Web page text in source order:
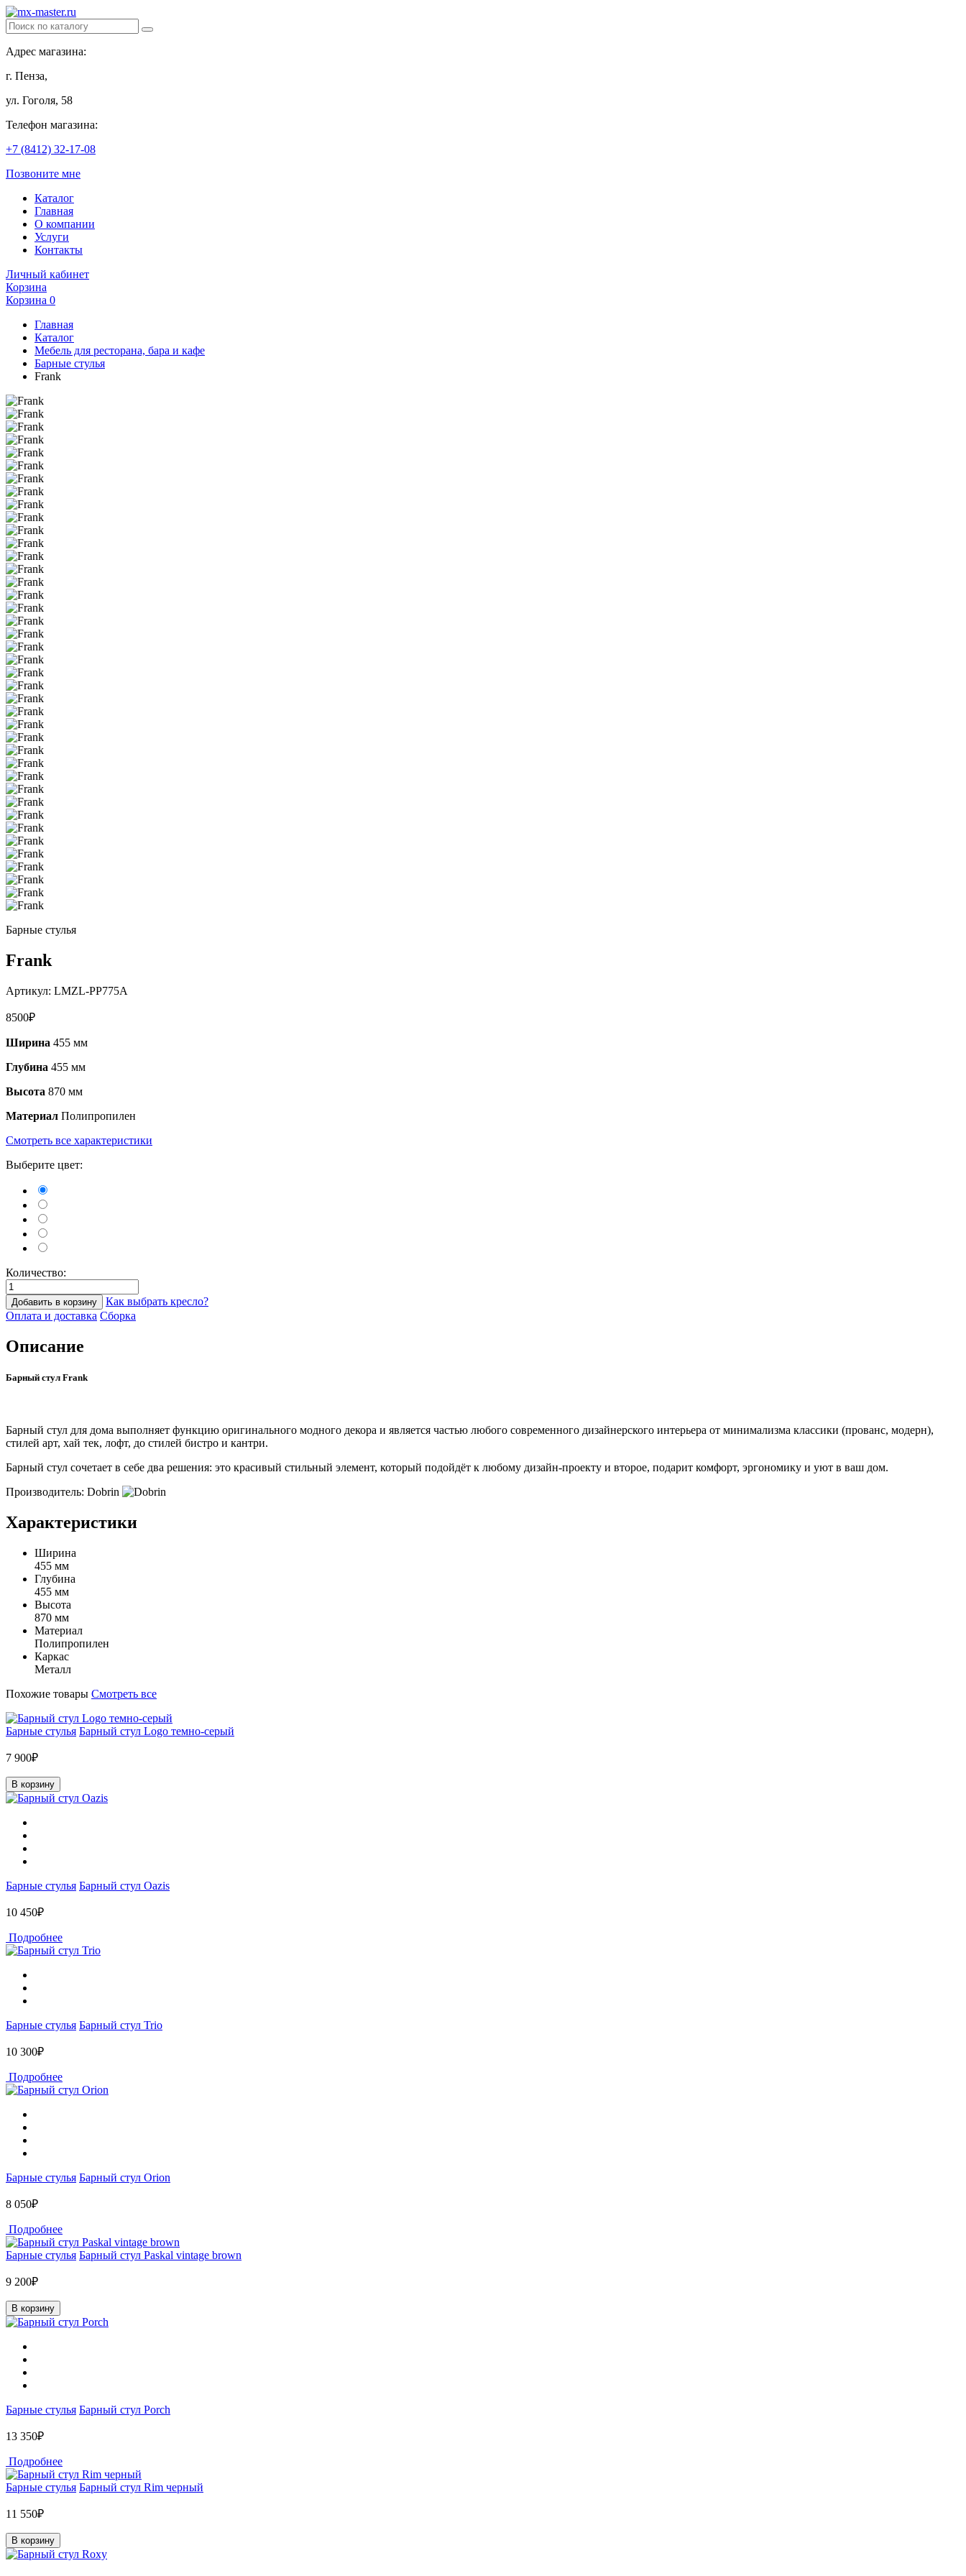
Адрес магазина:
г. Пенза,
ул. Гоголя, 58
Телефон магазина:
+7 (8412) 32-17-08
Позвоните мне
Каталог
Главная
О компании
Услуги
Контакты
Личный кабинет
Корзина
Корзина 0
Главная
Каталог
Мебель для ресторана, бара и кафе
Барные стулья
Frank
Барные стулья
Frank
Артикул: LMZL-PP775A
8500₽
Ширина 455 мм
Глубина 455 мм
Высота 870 мм
Материал Полипропилен
Смотреть все характеристики
Выберите цвет:
Количество:
Добавить в корзину
Как выбрать кресло?
Оплата и доставка Сборка
Описание
Барный стул Frank
Барный стул для дома выполняет функцию оригинального модного декора и является частью любого современного дизайнерского интерьера от минимализма классики (прованс, модерн),
стилей арт, хай тек, лофт, до стилей бистро и кантри.
Барный стул сочетает в себе два решения: это красивый стильный элемент, который подойдёт к любому дизайн-проекту и второе, подарит комфорт, эргономику и уют в ваш дом.
Производитель: Dobrin
Характеристики
Ширина
455 мм
Глубина
455 мм
Высота
870 мм
Материал
Полипропилен
Каркас
Металл
Похожие товары Смотреть все
Барные стулья Барный стул Logo темно-серый
7 900₽
В корзину
Барные стулья Барный стул Oazis
10 450₽
Подробнее
Барные стулья Барный стул Trio
10 300₽
Подробнее
Барные стулья Барный стул Orion
8 050₽
Подробнее
Барные стулья Барный стул Paskal vintage brown
9 200₽
В корзину
Барные стулья Барный стул Porch
13 350₽
Подробнее
Барные стулья Барный стул Rim черный
11 550₽
В корзину